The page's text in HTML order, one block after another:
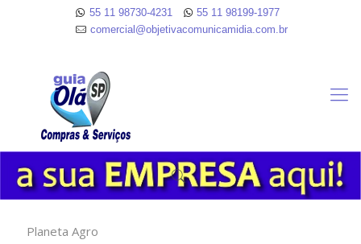
55 11 98730-4231
55 11 98199-1977
comercial@objetivacomunicamidia.com.br
Planeta Agro